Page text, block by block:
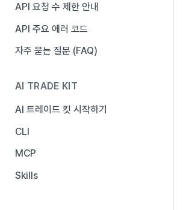
API 요청 수 제한 안내
API 주요 에러 코드
자주 묻는 질문 (FAQ)
AI TRADE KIT
AI 트레이드 킷 시작하기
CLI
MCP
Skills